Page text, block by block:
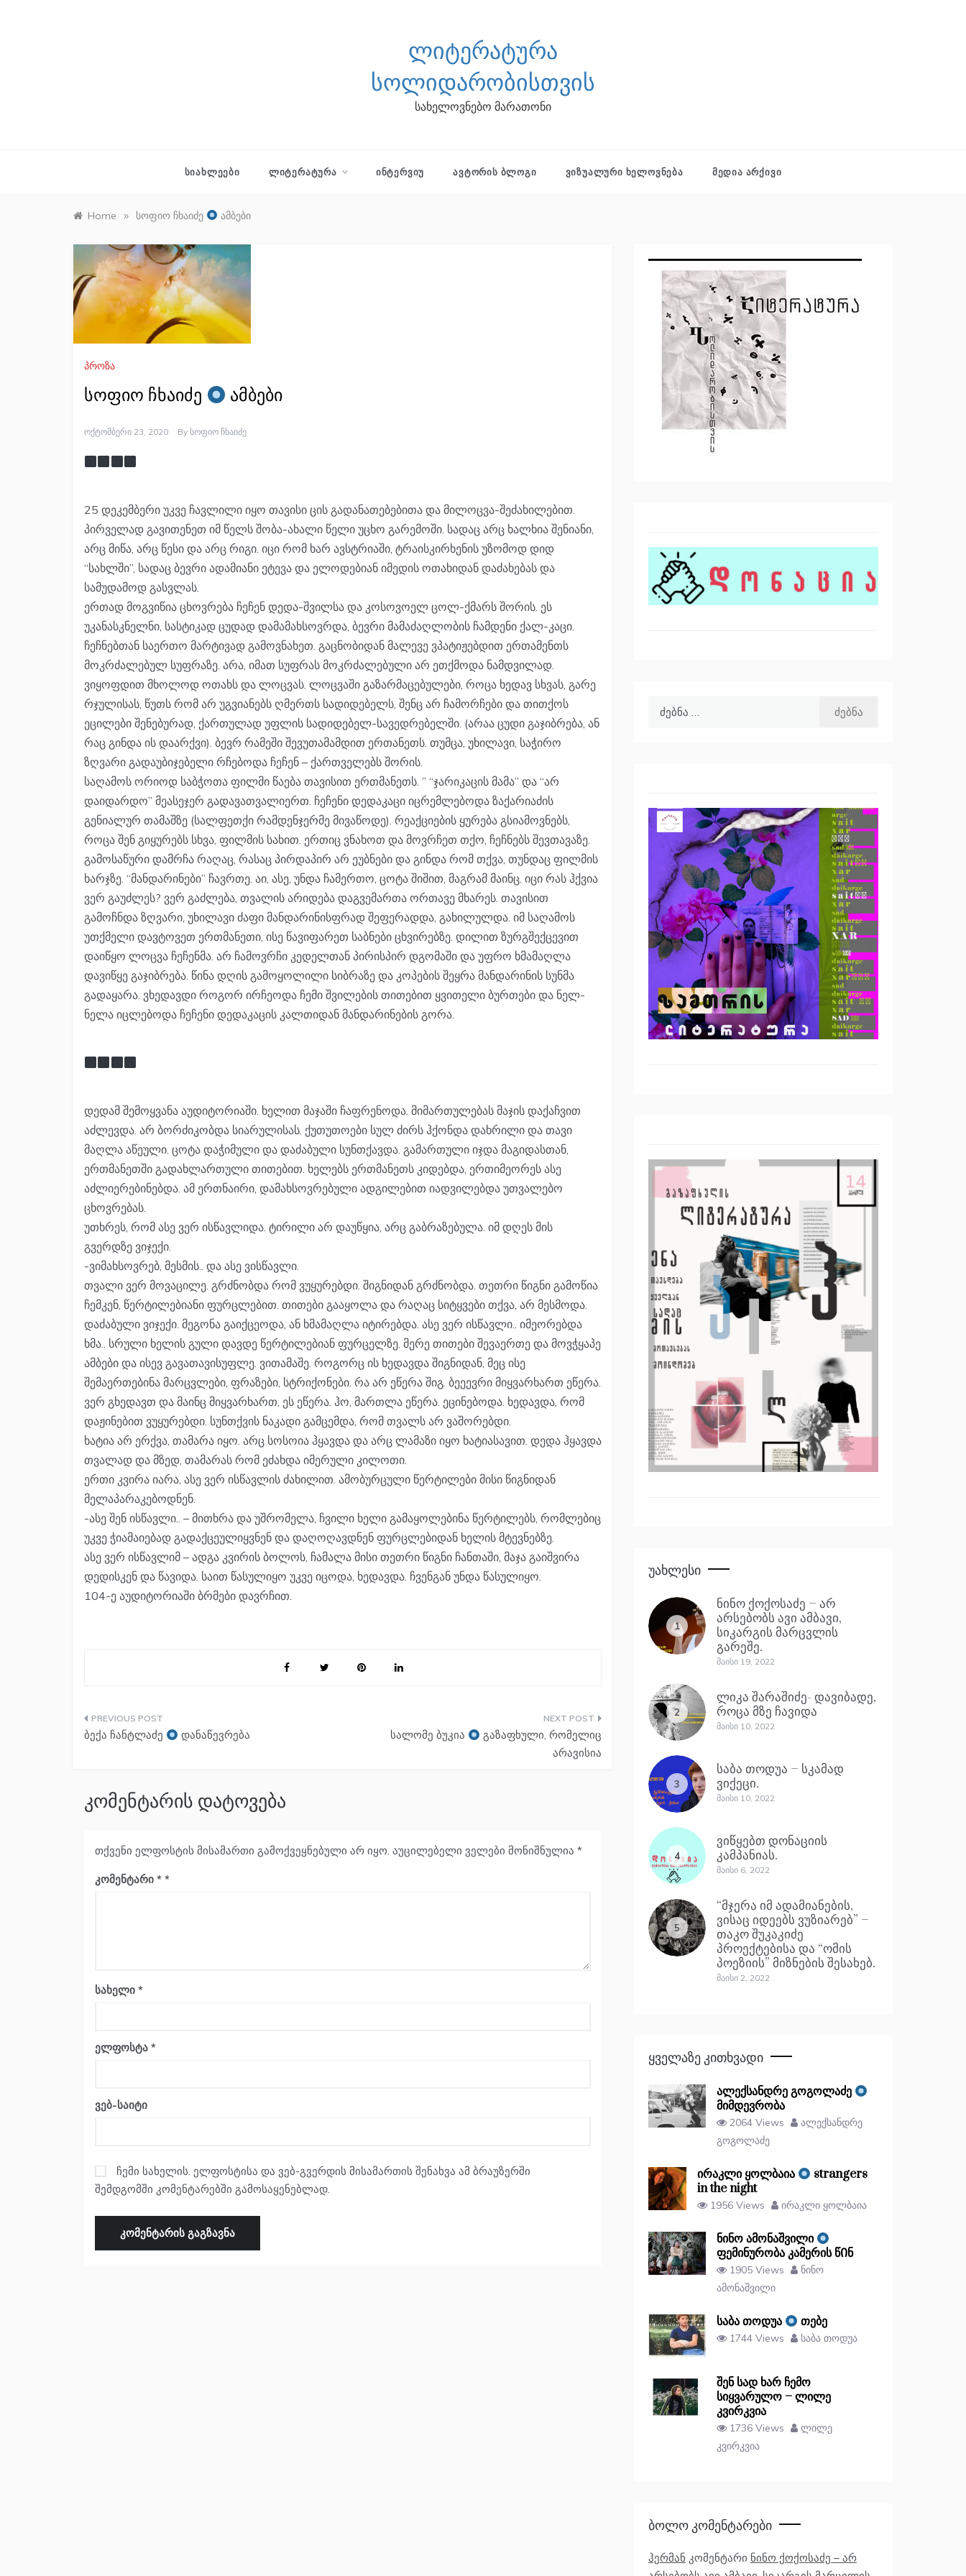
ᲚᲘᲢᲔᲠᲐᲢᲣᲠᲐ
ᲡᲝᲚᲘᲓᲐᲠᲝᲑᲘᲡᲗᲕᲘᲡ
სახელოვნებო მარათონი
ᲡᲘᲐᲮᲚᲔᲔᲑᲘ ᲚᲘᲢᲔᲠᲐᲢᲣᲠᲐ ᲘᲜᲢᲔᲠᲕᲘᲣ ᲐᲕᲢᲝᲠᲘᲡ ᲑᲚᲝᲒᲘ ᲕᲘᲖᲣᲐᲚᲣᲠᲘ ᲮᲔᲚᲝᲕᲜᲔᲑᲐ ᲛᲔᲓᲘᲐ ᲐᲠᲥᲘᲕᲘ
Home » სოფიო ჩხაიძე ამბები
პროზა
სოფიო ჩხაიძე ამბები
Ოქტომბერი 23, 2020 By Სოფიო Ჩხაიძე
25 დეკემბერი უკვე ჩავლილი იყო თავისი ცის გადანათებებითა და მილოცვა-შეძახილებით.
პირველად გავითენეთ იმ წელს შობა-ახალი წელი უცხო გარემოში. სადაც არც ხალხია შენიანი,
არც მიწა, არც წესი და არც რიგი. იცი რომ ხარ ავსტრიაში, ტრაისკირხენის უზომოდ დიდ
“სახლში”, სადაც ბევრი ადამიანი ეტევა და ელოდებიან იმედის ოთახიდან დაძახებას და
სამუდამოდ გასვლას.
ერთად მოგვიწია ცხოვრება ჩეჩენ დედა-შვილსა და კოსოვოელ ცოლ-ქმარს შორის. ეს
უკანასკნელნი, სასტიკად ცუდად დამამახსოვრდა, ბევრი მამაძაღლობის ჩამდენი ქალ-კაცი.
ჩეჩნებთან საერთო მარტივად გამოვნახეთ. გაცნობიდან მალევე ვპატიჟებდით ერთამენთს
მოკრძალებულ სუფრაზე. არა, იმათ სუფრას მოკრძალებული არ ეთქმოდა ნამდვილად.
ვიყოფდით მხოლოდ ოთახს და ლოცვას. ლოცვაში გაზარმაცებულები, როცა ხედავ სხვას, გარე
რჯულისას, წუთს რომ არ უგვიანებს ღმერთს სადიდებელს, შენც არ ჩამორჩები და თითქოს
ეცილები შენებურად, ქართულად უფლის სადიდებელ-სავედრებელში. (არაა ცუდი გაჯიბრება, ან
რაც გინდა ის დაარქვი). ბევრ რამეში შევუთამამდით ერთანეთს. თუმცა, უხილავი, საჭირო
ზღვარი გადაუბიჯებელი რჩებოდა ჩეჩენ – ქართველებს შორის.
საღამოს ორიოდ საბჭოთა ფილმი წაება თავისით ერთმანეთს. ” “ჯარიკაცის მამა” და “არ
დაიდარდო” მეასეჯერ გადავათვალიერთ. ჩეჩენი დედაკაცი იცრემლებოდა ზაქარიაძის
გენიალურ თამაშზე (სალფეთქი რამდენჯერმე მივაწოდე). რეაქციების ყურება გსიამოვნებს,
როცა შენ გიყურებს სხვა, ფილმის სახით. ერთიც ვნახოთ და მოვრჩეთ თქო, ჩეჩნებს შევთავაზე.
გამოსაწური დამრჩა რაღაც, რასაც პირდაპირ არ ეუბნები და გინდა რომ თქვა, თუნდაც ფილმის
ხარჯზე. “მანდარინები” ჩავრთე. აი, ასე, უნდა ჩამერთო, ცოტა შიშით, მაგრამ მაინც. იცი რას ჰქვია
ვერ გაუძლეს? ვერ გაძლება, თვალის არიდება დაგვემართა ორთავე მხარეს. თავისით
გამოჩნდა ზღვარი, უხილავი ძაფი მანდარინისფრად შეფერადდა, გახილულდა. იმ საღამოს
უთქმელი დავტოვეთ ერთმანეთი, ისე წავიფარეთ საბნები ცხვირებზე. დილით ზურგშექცევით
დაიწყო ლოცვა ჩეჩენმა. არ ჩამოვრჩი კედელთან პირისპირ დგომაში და უფრო ხმამაღლა
დავიწყე გაჯიბრება. წინა დღის გამოყოლილი სიბრაზე და კოპების შეყრა მანდარინის სუნმა
გადაყარა. ვხედავდი როგორ ირჩეოდა ჩემი შვილების თითებით ყვითელი ბურთები და ნელ-
ნელა იცლებოდა ჩეჩენი დედაკაცის კალთიდან მანდარინების გორა.
დედამ შემოყვანა აუდიტორიაში. ხელით მაჯაში ჩაფრენოდა. მიმართულებას მაჯის დაქაჩვით
აძლევდა. არ ბორძიკობდა სიარულისას. ქუთუთოები სულ ძირს ჰქონდა დახრილი და თავი
მაღლა აწეული. ცოტა დაჭიმული და დაძაბული სუნთქავდა. გამართული იჯდა მაგიდასთან,
ერთმანეთში გადახლართული თითებით. ხელებს ერთმანეთს კიდებდა, ერთიმეორეს ასე
აძლიერებინებდა. ამ ერთნაირი, დამახსოვრებული ადგილებით იადვილებდა უთვალებო
ცხოვრებას.
უთხრეს, რომ ასე ვერ ისწავლიდა. ტირილი არ დაუწყია, არც გაბრაზებულა. იმ დღეს მის
გვერდზე ვიჯექი.
-ვიმახსოვრებ, მესმის.. და ასე ვისწავლი.
თვალი ვერ მოვაცილე. გრძნობდა რომ ვუყურებდი. შიგნიდან გრძნობდა. თეთრი წიგნი გამოწია
ჩემკენ, წერტილებიანი ფურცლებით. თითები გააყოლა და რაღაც სიტყვები თქვა, არ მესმოდა.
დაძაბული ვიჯექი. მეგონა გაიქცეოდა, ან ხმამაღლა იტირებდა. ასე ვერ ისწავლი.. იმეორებდა
ხმა.. სრული ხელის გული დავდე წერტილებიან ფურცელზე. მერე თითები შევაერთე და მოვჭყაპე
ამბები და ისევ გავათავისუფლე. ვითამაშე. როგორც ის ხედავდა შიგნიდან, მეც ისე
შემაერთებინა მარცვლები, ფრაზები, სტრიქონები. რა არ ეწერა შიგ. ბეეევრი მიყვარხართ ეწერა.
ვერ გხედავთ და მაინც მიყვარხართ, ეს ეწერა. ჰო, მართლა ეწერა. ეცინებოდა. ხედავდა, რომ
დაჟინებით ვუყურებდი. სუნთქვის ნაკადი გამცემდა, რომ თვალს არ ვაშორებდი.
ხატია არ ერქვა, თამარა იყო. არც სოსოია ჰყავდა და არც ლამაზი იყო ხატიასავით. დედა ჰყავდა
თვალად და მზედ, თამარას რომ ეძახდა იმერული კილოთი.
ერთი კვირა იარა, ასე ვერ ისწავლის ძახილით. ამობურცული წერტილები მისი წიგნიდან
მელაპარაკებოდნენ.
-ასე შენ ისწავლი.. – მითხრა და უშრომელა, ჩვილი ხელი გამაყოლებინა წერტილებს, რომლებიც
უკვე ჭიამაიებად გადაქცეულიყვნენ და დაღოღავდნენ ფურცლებიდან ხელის მტევნებზე.
ასე ვერ ისწავლიმ – ადგა კვირის ბოლოს, ჩამალა მისი თეთრი წიგნი ჩანთაში, მაჯა გაიშვირა
დედისკენ და წავიდა. საით წასულიყო უკვე იცოდა, ხედავდა. ჩვენგან უნდა წასულიყო.
104-ე აუდიტორიაში ბრმები დავრჩით.
პოსტის
ბექა ჩანტლაძე დანაწევრება სალომე ბუკია
გაზაფხული, რომელიც
არავისია
კომენტარის დატოვება
თქვენი ელფოსტის მისამართი გამოქვეყნებული არ იყო. აუცილებელი ველები მონიშნულია *
კომენტარი *
სახელი *
ელფოსტა *
ვებ-საიტი
ჩემი სახელის. ელფოსტისა და ვებ-გვერდის მისამართის შენახვა ამ ბრაუზერში
შემდგომში კომენტარებში გამოსაყენებლად.
ძებნა:
Უახლესი
1
ნინო ქოქოსაძე – არ
არსებობს ავი ამბავი,
სიკარგის მარცვლის
გარეშე.
Მაისი 19, 2022
2
ლიკა შარაშიძე- დავიბადე,
როცა მზე ჩავიდა
Მაისი 10, 2022
3
საბა თოდუა – სკამად
ვიქეცი.
Მაისი 10, 2022
4
ვიწყებთ დონაციის
კამპანიას.
Მაისი 6, 2022
5
“მჯერა იმ ადამიანების,
ვისაც იდეებს ვუზიარებ” –
თაკო შუკაკიძე
პროექტებისა და “ომის
პოეზიის” მიზნების შესახებ.
Მაისი 2, 2022
Ყველაზე Კითხვადი
ალექსანდრე გოგოლაძე
მიმდევრობა
2064 Views
ალექსანდრე
გოგოლაძე
ირაკლი ყოლბაია
strangers
in the night
1956 Views ირაკლი ყოლბაია
ნინო ამონაშვილი
ფემინურობა კამერის წᲘნ
1905 Views
ნინო
ამონაშვილი
საბა თოდუა თებე
1744 Views საბა თოდუა
შენ სად ხარ ჩემო
სიყვარულო – ლილე
კვირკვია
1736 Views
ლილე
კვირკვია
Ბოლო Კომენტარები
ჰერმან კომენტარი ნინო ქოქოსაძე – არ